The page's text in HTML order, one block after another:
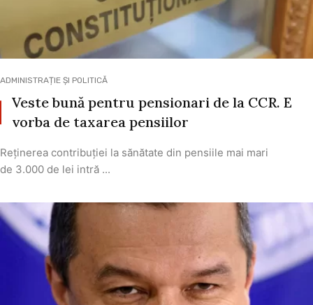
ADMINISTRAȚIE ȘI POLITICĂ
Veste bună pentru pensionari de la CCR. E
vorba de taxarea pensiilor
Reținerea contribuției la sănătate din pensiile mai mari
de 3.000 de lei intră ...